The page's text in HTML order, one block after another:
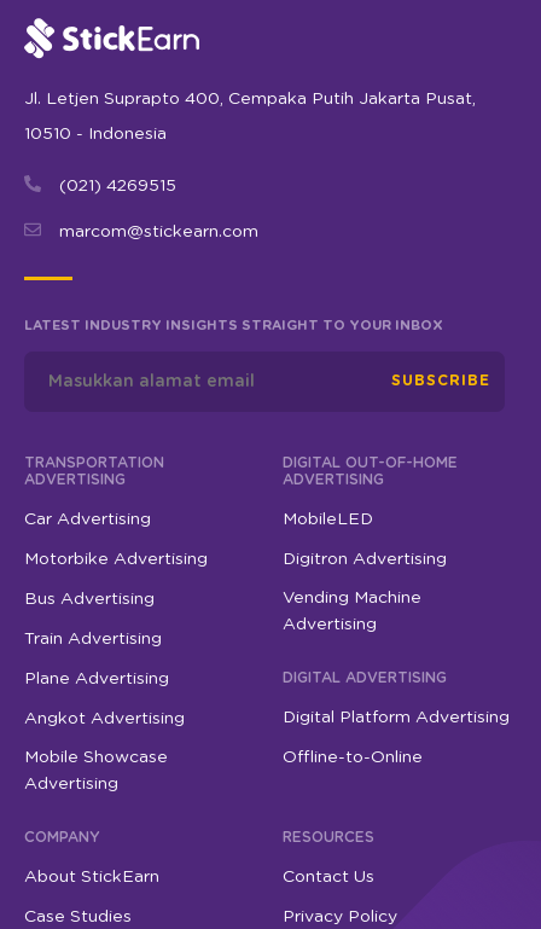
Jl. Letjen Suprapto 400, Cempaka Putih Jakarta Pusat,
10510 - Indonesia
(021) 4269515
marcom@stickearn.com
LATEST INDUSTRY INSIGHTS STRAIGHT TO YOUR INBOX
SUBSCRIBE
TRANSPORTATION
ADVERTISING
Car Advertising
Motorbike Advertising
Bus Advertising
Train Advertising
Plane Advertising
Angkot Advertising
Mobile Showcase
Advertising
DIGITAL OUT-OF-HOME
ADVERTISING
MobileLED
Digitron Advertising
Vending Machine
Advertising
DIGITAL ADVERTISING
Digital Platform Advertising
Offline-to-Online
COMPANY
About StickEarn
Case Studies
RESOURCES
Contact Us
Privacy Policy